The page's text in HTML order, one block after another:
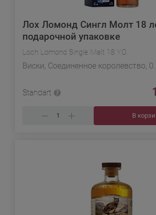
Лох Ломонд Сингл Молт 18
подарочной упаковке
Loch Lomond Single Malt 18 Y.O.
Виски, Соединенное королевство,
Standart
В